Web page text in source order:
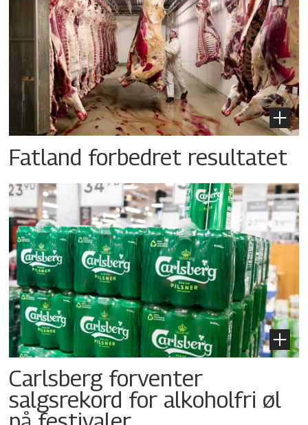
Fatland forbedret resultatet
Carlsberg forventer
salgsrekord for alkoholfri øl